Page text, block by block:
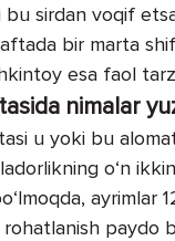
bu sirdan voqif
bir marta
esa faol
nimalar
u yoki bu
o‘n
ayrimlar
paydo